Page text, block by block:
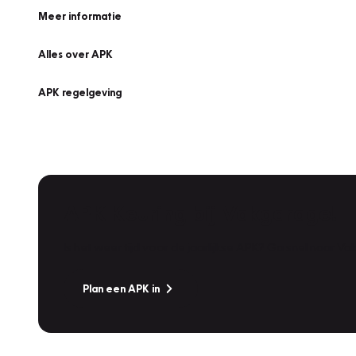
Meer informatie
Alles over APK
APK regelgeving
Plan een APK in